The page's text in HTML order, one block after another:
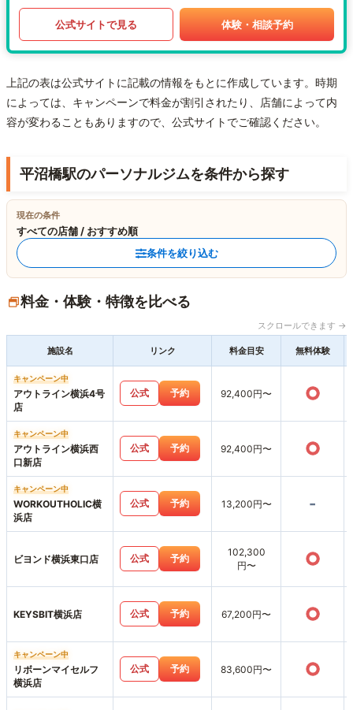
公式サイトで見る 体験・相談予約
上記の表は公式サイトに記載の情報をもとに作成しています。時期
によっては、キャンペーンで料金が割引されたり、店舗によって内
容が変わることもありますので、公式サイトでご確認ください。
平沼橋駅のパーソナルジムを条件から探す
現在の条件
すべての店舗 / おすすめ順
条件を絞り込む
料金・体験・特徴を比べる
スクロールできます →
施設名 リンク 料金目安 無料体験
キャンペーン中
アウトライン横浜4号
店
公式 予約 92,400円〜 ○
キャンペーン中
アウトライン横浜西
口新店
公式 予約 92,400円〜 ○
キャンペーン中
WORKOUTHOLIC横
浜店
公式 予約 13,200円〜 -
ビヨンド横浜東口店 公式 予約
102,300
円〜
○
KEYSBIT横浜店 公式 予約 67,200円〜 ○
キャンペーン中
リボーンマイセルフ
横浜店
公式 予約 83,600円〜 ○